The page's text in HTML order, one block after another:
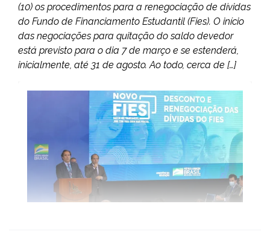
(10) os procedimentos para a renegociação de dívidas
do Fundo de Financiamento Estudantil (Fies). O início
das negociações para quitação do saldo devedor
está previsto para o dia 7 de março e se estenderá,
inicialmente, até 31 de agosto. Ao todo, cerca de […]